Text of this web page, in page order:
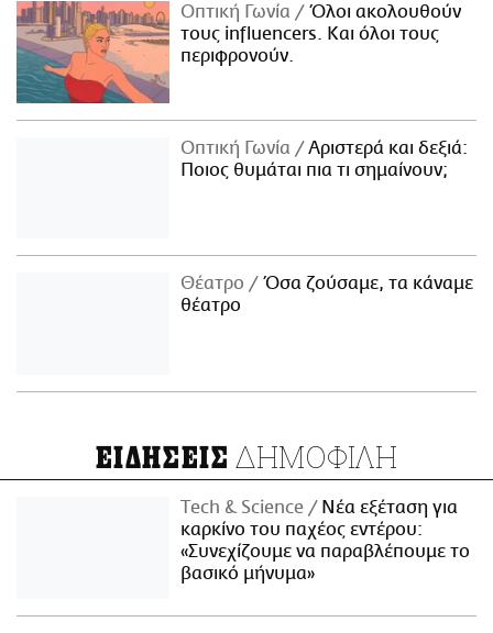
Οπτική Γωνία
Όλοι ακολουθούν
τους influencers. Και όλοι τους
περιφρονούν.
Οπτική Γωνία
Αριστερά και δεξιά:
Ποιος θυμάται πια τι σημαίνουν;
Θέατρο
Όσα ζούσαμε, τα κάναμε
θέατρο
ΕΙΔΗΣΕΙΣ ΔΗΜΟΦΙΛΗ
Τech & Science
Νέα εξέταση για
καρκίνο του παχέος εντέρου:
«Συνεχίζουμε να παραβλέπουμε το
βασικό μήνυμα»